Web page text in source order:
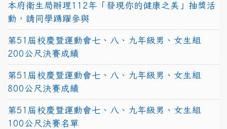
本府衛生局辦理112年「發現你的健康之美」抽獎活
動，請同學踴躍參與
第51屆校慶暨運動會七、八、九年級男、女生組
200公尺決賽成績
第51屆校慶暨運動會七、八、九年級男、女生組
800公尺決賽成績
第51屆校慶暨運動會七、八、九年級男、女生組
100公尺決賽名單